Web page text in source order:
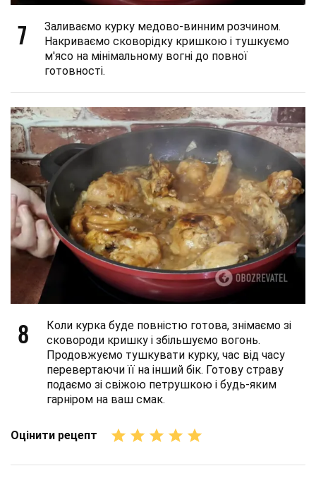
7
Заливаємо курку медово-винним розчином.
Накриваємо сковорідку кришкою і тушкуємо
м'ясо на мінімальному вогні до повної
готовності.
8
Коли курка буде повністю готова, знімаємо зі
сковороди кришку і збільшуємо вогонь.
Продовжуємо тушкувати курку, час від часу
перевертаючи її на інший бік. Готову страву
подаємо зі свіжою петрушкою і будь-яким
гарніром на ваш смак.
Оцінити рецепт